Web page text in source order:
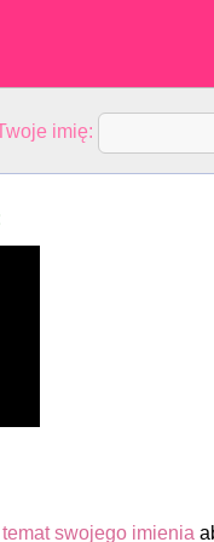
imię:
swojego imienia